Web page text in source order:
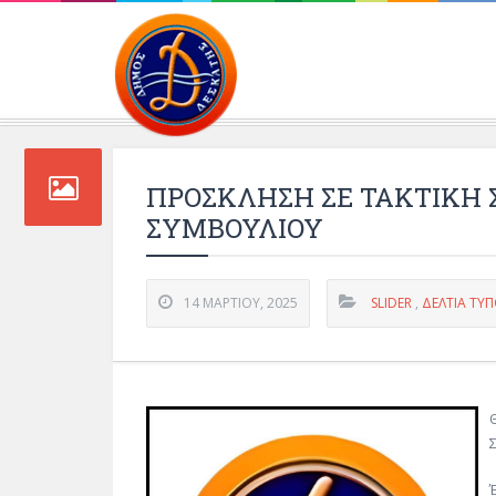
ΠΡΟΣΚΛΗΣΗ ΣΕ ΤΑΚΤΙΚΗ
ΣΥΜΒΟΥΛΙΟΥ
14 ΜΑΡΤΊΟΥ, 2025 SLIDER , ΔΕΛΤΊΑ